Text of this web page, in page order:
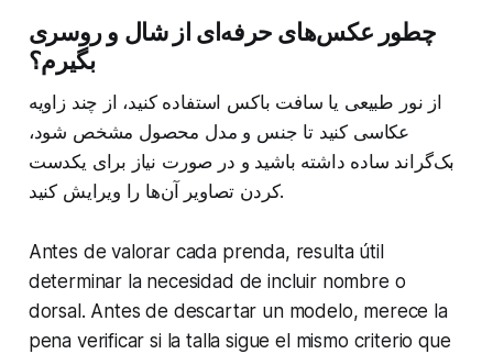
چطور عکس‌های حرفه‌ای از شال و روسری
بگیرم؟
از نور طبیعی یا سافت باکس استفاده کنید، از چند زاویه
عکاسی کنید تا جنس و مدل محصول مشخص شود،
بک‌گراند ساده داشته باشید و در صورت نیاز برای یکدست
کردن تصاویر آن‌ها را ویرایش کنید.
Antes de valorar cada prenda, resulta útil
determinar la necesidad de incluir nombre o
dorsal. Antes de descartar un modelo, merece la
pena verificar si la talla sigue el mismo criterio que